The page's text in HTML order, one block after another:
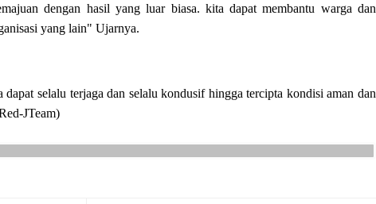
dengan hasil yang luar biasa. kita dapat membantu warga dan
yang lain" Ujarnya.
dapat selalu terjaga dan selalu kondusif hingga tercipta kondisi aman dan
JTeam)